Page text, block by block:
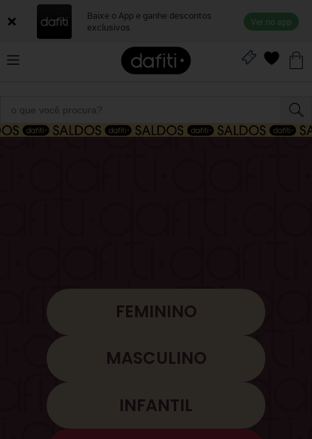
Baixe o App e ganhe descontos
exclusivos
Ver no app
FEMININO
MASCULINO
INFANTIL